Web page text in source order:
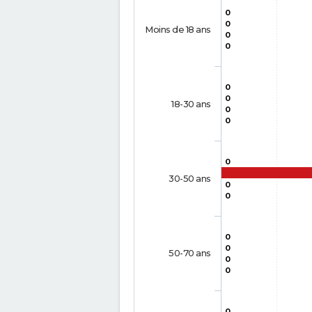
0
0
0
0
0
0
0
0
0
0
0
0
0
0
0
Moins de 18 ans
18-30 ans
30-50 ans
50-70 ans